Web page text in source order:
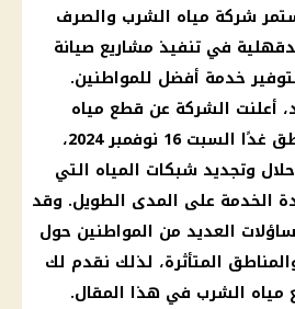
شركة مياه الشرب والصرف
في تنفيذ مشاريع صيانة
خدمة أفضل للمواطنين.
أعلنت الشركة عن قطع مياه
الشرب في بعض المناطق غدًا السبت 16 نوفمبر 2024،
وتجديد شبكات المياه التي
الخدمة على المدى الطويل. وقد
العديد من المواطنين حول
المتأثرة، لذلك نقدم لك
الشرب في هذا المقال.